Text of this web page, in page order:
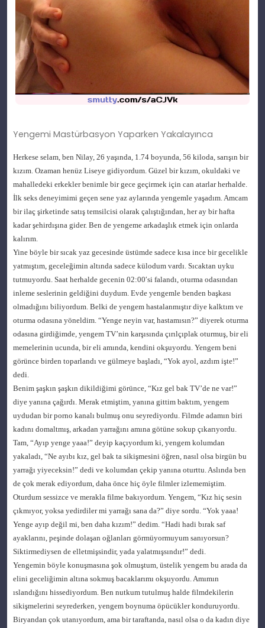
Yengemi Mastürbasyon Yaparken Yakalayınca
Herkese selam, ben Nilay, 26 yaşında, 1.74 boyunda, 56 kiloda, sarışın bir
kızım. Ozaman henüz Liseye gidiyordum. Güzel bir kızım, okuldaki ve
mahalledeki erkekler benimle bir gece geçirmek için can atarlar herhalde.
İlk seks deneyimimi geçen sene yaz aylarında yengemle yaşadım. Amcam
bir ilaç şirketinde satış temsilcisi olarak çalıştığından, her ay bir hafta
kadar şehirdışına gider. Ben de yengeme arkadaşlık etmek için onlarda
kalırım.
Yine böyle bir sıcak yaz gecesinde üstümde sadece kısa ince bir gecelikle
yatmıştım, geceleğimin altında sadece külodum vardı. Sıcaktan uyku
tutmuyordu. Saat herhalde gecenin 02:00′si falandı, oturma odasından
inleme seslerinin geldiğini duydum. Evde yengemle benden başkası
olmadığını biliyordum. Belki de yengem hastalanmıştır diye kalktım ve
oturma odasına yöneldim. “Yenge neyin var, hastamısın?” diyerek oturma
odasına girdiğimde, yengem TV’nin karşısında çırılçıplak oturmuş, bir eli
memelerinin ucunda, bir eli amında, kendini okşuyordu. Yengem beni
görünce birden toparlandı ve gülmeye başladı, “Yok ayol, azdım işte!”
dedi.
Benim şaşkın şaşkın dikildiğimi görünce, “Kız gel bak TV’de ne var!”
diye yanına çağırdı. Merak etmiştim, yanına gittim baktım, yengem
uydudan bir porno kanalı bulmuş onu seyrediyordu. Filmde adamın biri
kadını domaltmış, arkadan yarrağını amına götüne sokup çıkarıyordu.
Tam, “Ayıp yenge yaaa!” deyip kaçıyordum ki, yengem kolumdan
yakaladı, “Ne ayıbı kız, gel bak ta sikişmesini öğren, nasıl olsa birgün bu
yarrağı yiyeceksin!” dedi ve kolumdan çekip yanına oturttu. Aslında ben
de çok merak ediyordum, daha önce hiç öyle filmler izlememiştim.
Oturdum sessizce ve merakla filme bakıyordum. Yengem, “Kız hiç sesin
çıkmıyor, yoksa yedirdiler mi yarrağı sana da?” diye sordu. “Yok yaaa!
Yenge ayıp değil mi, ben daha kızım!” dedim. “Hadi hadi bırak saf
ayaklarını, peşinde dolaşan oğlanları görmüyormuyum sanıyorsun?
Siktirmediysen de elletmişsindir, yada yalatmışsındır!” dedi.
Yengemin böyle konuşmasına şok olmuştum, üstelik yengem bu arada da
elini geceliğimin altına sokmuş bacaklarımı okşuyordu. Amımın
ıslandığını hissediyordum. Ben nutkum tutulmuş halde filmdekilerin
sikişmelerini seyrederken, yengem boynuma öpücükler konduruyordu.
Biryandan çok utanıyordum, ama bir taraftanda, nasıl olsa o da kadın diye